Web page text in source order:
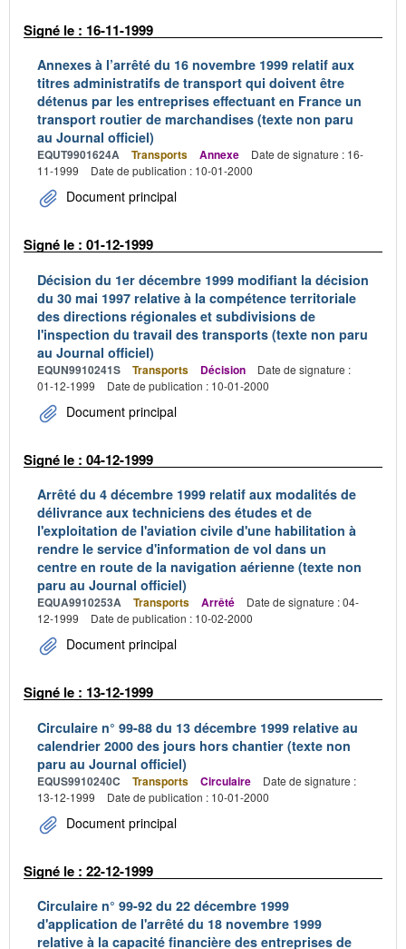
Signé le : 16-11-1999
Annexes à l’arrêté du 16 novembre 1999 relatif aux
titres administratifs de transport qui doivent être
détenus par les entreprises effectuant en France un
transport routier de marchandises (texte non paru
au Journal officiel)
EQUT9901624A Transports Annexe
Date de signature : 16-
11-1999
Date de publication : 10-01-2000
Document principal
Signé le : 01-12-1999
Décision du 1er décembre 1999 modifiant la décision
du 30 mai 1997 relative à la compétence territoriale
des directions régionales et subdivisions de
l'inspection du travail des transports (texte non paru
au Journal officiel)
EQUN9910241S Transports Décision
Date de signature :
01-12-1999
Date de publication : 10-01-2000
Document principal
Signé le : 04-12-1999
Arrêté du 4 décembre 1999 relatif aux modalités de
délivrance aux techniciens des études et de
l'exploitation de l'aviation civile d'une habilitation à
rendre le service d'information de vol dans un
centre en route de la navigation aérienne (texte non
paru au Journal officiel)
EQUA9910253A Transports Arrêté
Date de signature : 04-
12-1999
Date de publication : 10-02-2000
Document principal
Signé le : 13-12-1999
Circulaire n° 99-88 du 13 décembre 1999 relative au
calendrier 2000 des jours hors chantier (texte non
paru au Journal officiel)
EQUS9910240C Transports Circulaire
Date de signature :
13-12-1999
Date de publication : 10-01-2000
Document principal
Signé le : 22-12-1999
Circulaire n° 99-92 du 22 décembre 1999
d'application de l'arrêté du 18 novembre 1999
relative à la capacité financière des entreprises de